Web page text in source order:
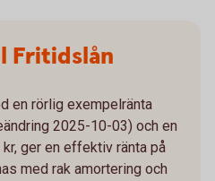
Fritidslån
en rörlig exempelränta
2025-10-03) och en
ger en effektiv ränta på
med rak amortering och